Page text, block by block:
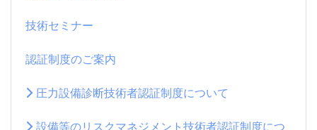
技術セミナー
認証制度のご案内
圧力設備診断技術者認証制度について
設備等のリスクマネジメント技術者認証制度につ